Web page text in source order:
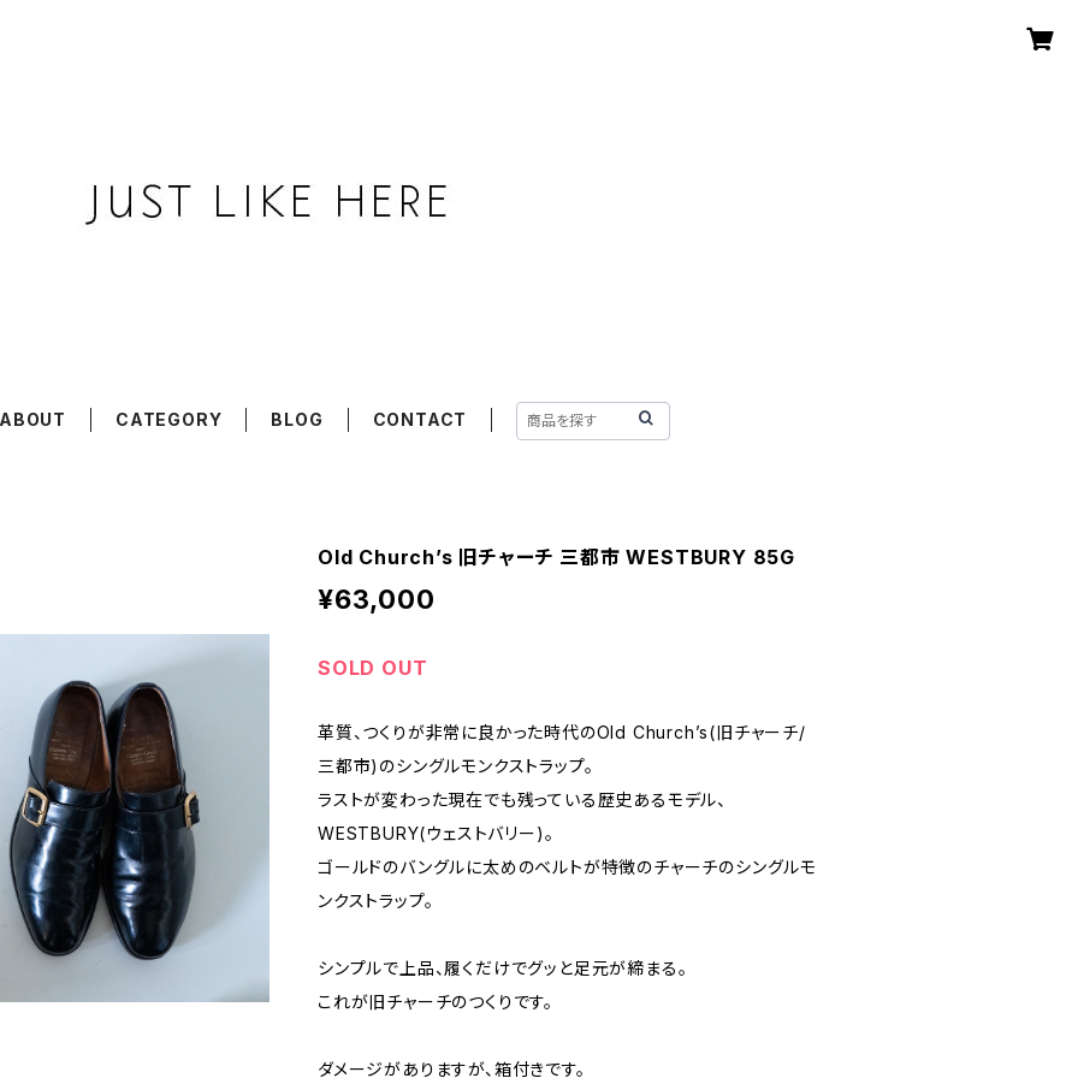
CATEGORY BLOG CONTACT
Old Church’s 旧チャーチ 三都市 WESTBURY 85G
¥63,000
SOLD OUT
革質、つくりが非常に良かった時代のOld Church’s(旧チャーチ/
三都市)のシングルモンクストラップ。
ラストが変わった現在でも残っている歴史あるモデル、
WESTBURY(ウェストバリー)。
ゴールドのバングルに太めのベルトが特徴のチャーチのシングルモ
ンクストラップ。
シンプルで上品、履くだけでグッと足元が締まる。
これが旧チャーチのつくりです。
ダメージがありますが、箱付きです。